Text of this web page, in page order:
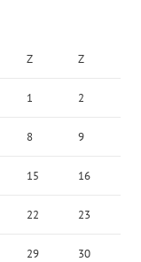
Z Z
1 2
8 9
15 16
22 23
29 30